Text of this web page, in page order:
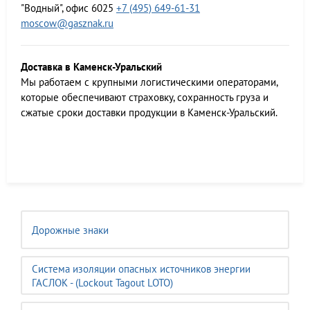
Дорожные знаки
Система изоляции опасных источников энергии
ГАСЛОК - (Lockout Tagout LOTO)
"Водный", офис 6025 +7 (495) 649-61-31
moscow@gasznak.ru
Доставка в Каменск-Уральский
Мы работаем c крупными логистическими операторами,
которые обеспечивают страховку, сохранность груза и
сжатые сроки доставки продукции в Каменск-Уральский.